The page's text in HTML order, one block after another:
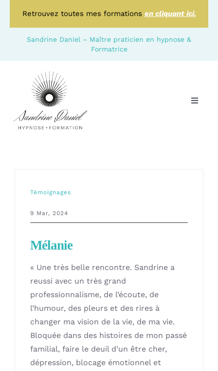
Retrouvez toutes mes formations en cliquant ici.
Sandrine Daniel – Maître praticien en hypnose &
Formatrice
Toggle
Qui suis je ?
Boutique
Dates et tarifs
Contact
Témoignages
9 Mar, 2024
Mélanie
« Une très belle rencontre. Sandrine a
reussi avec un très grand
professionnalisme, de l’écoute, de
l’humour, des pleurs et des rires à
changer ma vision de la vie, de ma vie.
Bloquée dans des histoires de mon passé
familial, faire le deuil d’un être cher,
dépression, blocage émotionnel et